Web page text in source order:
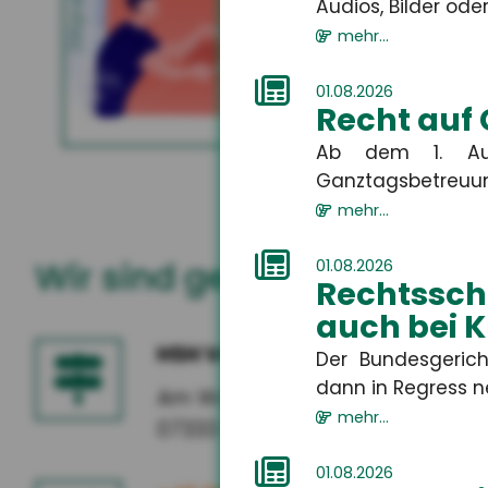
Audios, Bilder
mehr...
01.08.2026
Recht
Ab dem 1.
mehr...
01.08.2026
auch bei
Der
dann in Regress
mehr...
01.08.2026
MEHR
Wir sind gerne für Sie da
HSH Versicherungsmakler
Am Wasserlauf 5
07333 Unterwellenborn